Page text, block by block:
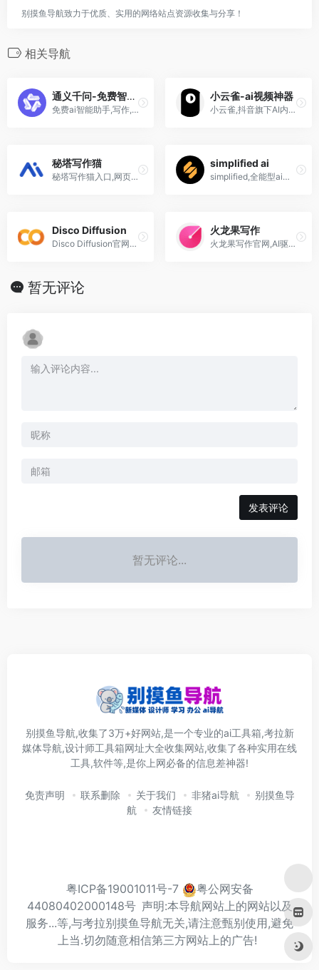
别摸鱼导航致力于优质、实用的网络站点资源收集与分享！
相关导航
通义千问-免费智能助手
免费ai智能助手,写作,ppt创作,代码,在线搜索,阅读助手,语音记录...
小云雀-ai视频神器
小云雀,抖音旗下AI内容创作Agent,基于Seedance 2.0模型,支持短剧一键成片,文生图,文生视频,降低创作门槛.
秘塔写作猫
秘塔写作猫入口,网页版,app下载,手机版,降重,改写,查重,破解版插件
simplified ai
simplified,全能型ai工具,ai文案写作,视频编辑,社交媒体管理,平面设计等
Disco Diffusion
Disco Diffusion官网入口,网页版,安卓手机版下载ai自动绘画软件神器
火龙果写作
火龙果写作官网,AI驱动的智能...
暂无评论
发表评论
暂无评论...
别摸鱼导航,收集了3万+好网站,是一个专业的ai工具箱,考拉新
媒体导航,设计师工具箱网址大全收集网站,收集了各种实用在线
工具,软件等,是你上网必备的信息差神器!
免责声明 联系删除 关于我们 非猪ai导航
别摸鱼导
航
友情链接
粤ICP备19001011号-7
粤公网安备
44080402000148号 声明:本导航网站上的网站以及
服务...等,与考拉别摸鱼导航无关,请注意甄别使用,避免
上当.切勿随意相信第三方网站上的广告!